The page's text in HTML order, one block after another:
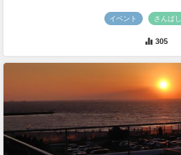
イベント さんば
305